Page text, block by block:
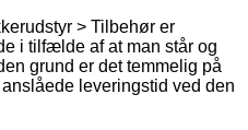
> Tilbehør er
i tilfælde af at man står og
grund er det temmelig på
leveringstid ved den